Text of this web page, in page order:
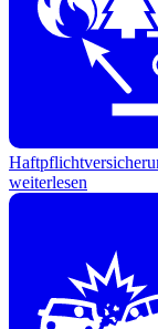
weiterlesen